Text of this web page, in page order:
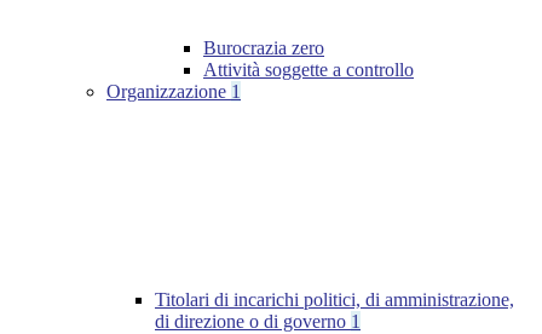
Burocrazia zero
Attività soggette a controllo
Organizzazione 1
Titolari di incarichi politici, di amministrazione,
di direzione o di governo 1